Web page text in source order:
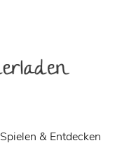
Spielen & Entdecken